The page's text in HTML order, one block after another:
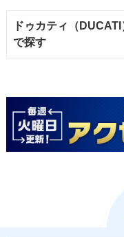
ドゥカティ（
で探す